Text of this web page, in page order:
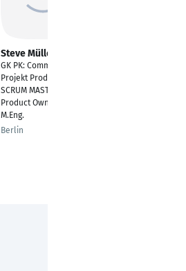
Steve Müller
GK PK: Commercial
Projekt Produkt Mgmt.
SCRUM MASTER
Product Owner M.Sc.
M.Eng.
Berlin